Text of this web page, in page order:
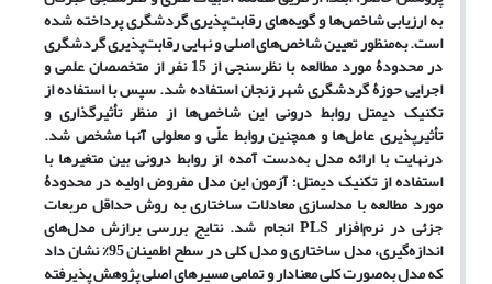
به ارزیابی شاخص‌ها و گویه‌های رقابت‌پذیری گردشگری پرداخته شده
است. به‌‌منظور تعیین شاخص‌‌های اصلی و نهایی رقابت‌پذیری گردشگری
در محدودۀ مورد مطالعه با نظرسنجی از 15 نفر از متخصصان علمی و
اجرایی حوزۀ گردشگری شهر زنجان استفاده شد. سپس با استفاده از
تکنیک دیمتل روابط درونی این شاخص‌‌ها از منظر تأثیرگذاری و
تأثیرپذیری عامل‌ها و همچنین روابط علّی و معلولی آنها مشخص شد.
درنهایت با ارائه مدل به‌‌‌دست آمده از روابط درونی بین متغیرها با
استفاده از تکنیک دیمتل؛ آزمون این مدل مفروض اولیه در محدودۀ
مورد مطالعه با مدلسازی معادلات ساختاری به روش حداقل مربعات
جزئی در نرم‌‌افزار PLS انجام شد. نتایج بررسی برازش مدل‌‌های
اندازه‌گیری، مدل ساختاری و مدل کلی در سطح اطمینان 95% نشان داد
که مدل به‌‌صورت کلی معنادار و تمامی مسیرهای اصلی پژوهش پذیرفته